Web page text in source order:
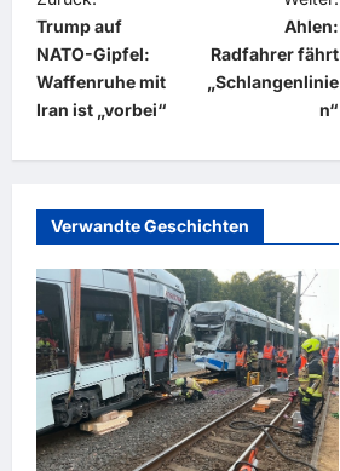
e
i
t
r
s
n
a
v
g
Trump auf
NATO-Gipfel:
Waffenruhe mit
Iran ist „vorbei“
Ahlen:
Radfahrer fährt
„Schlangenlinie
n“
Verwandte Geschichten